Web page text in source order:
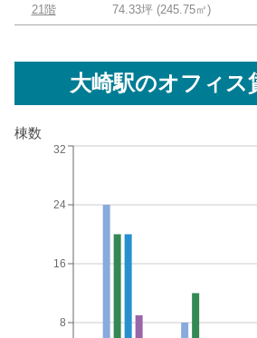
21階 74.33坪 (245.75㎡)
大崎駅のオフィス
棟数
8
16
24
32